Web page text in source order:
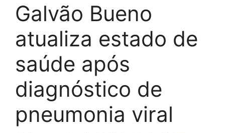
Galvão Bueno
atualiza estado de
saúde após
diagnóstico de
pneumonia viral